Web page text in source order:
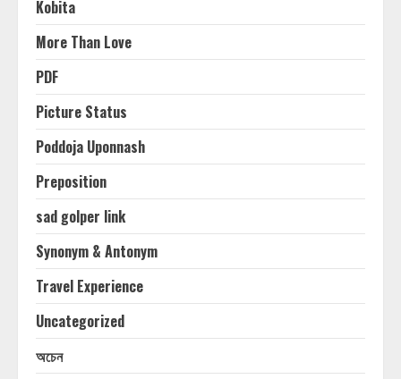
Kobita
More Than Love
PDF
Picture Status
Poddoja Uponnash
Preposition
sad golper link
Synonym & Antonym
Travel Experience
Uncategorized
অচেন